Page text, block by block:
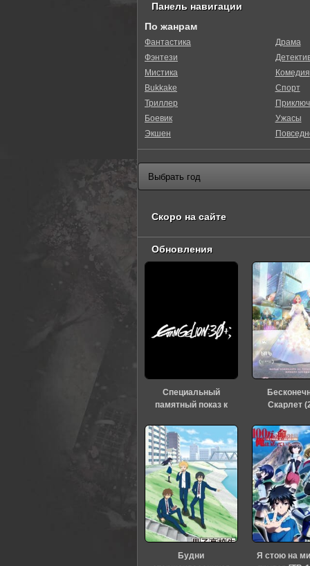
Панель навигации
По жанрам
Фантастика
Фэнтези
Мистика
Bukkake
Триллер
Боевик
Экшен
Драма
Комедия
Спорт
Ужасы
Скоро на сайте
Обновления
Специальный
памятный показ к
«Евангелиона» (2026)
Скарлет
Будни
Я стою на